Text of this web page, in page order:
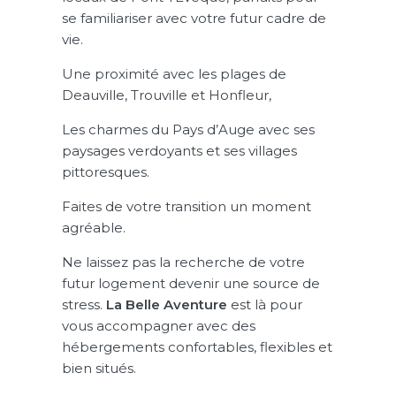
se familiariser avec votre futur cadre de
vie.
Une proximité avec les plages de
Deauville, Trouville et Honfleur,
Les charmes du Pays d’Auge avec ses
paysages verdoyants et ses villages
pittoresques.
Faites de votre transition un moment
agréable.
Ne laissez pas la recherche de votre
futur logement devenir une source de
stress. La Belle Aventure est là pour
vous accompagner avec des
hébergements confortables, flexibles et
bien situés.